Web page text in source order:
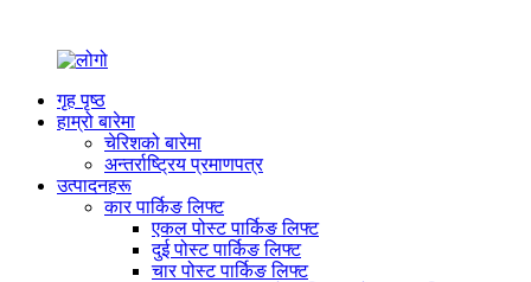
गृह पृष्ठ
हाम्रो बारेमा
चेरिशको बारेमा
अन्तर्राष्ट्रिय प्रमाणपत्र
उत्पादनहरू
कार पार्किङ लिफ्ट
एकल पोस्ट पार्किङ लिफ्ट
दुई पोस्ट पार्किङ लिफ्ट
चार पोस्ट पार्किङ लिफ्ट